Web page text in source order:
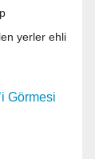
yerler ehli
Görmesi